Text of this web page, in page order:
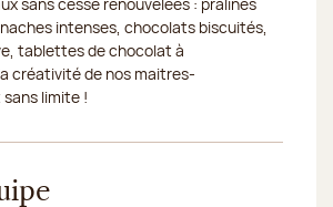
intenses, chocolats biscuités,
tablettes de chocolat à
créativité de nos maitres-
limite !